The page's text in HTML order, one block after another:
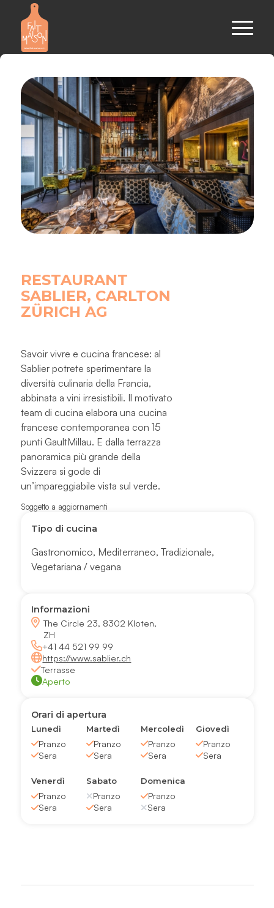
RESTAURANT
SABLIER, CARLTON
ZÜRICH AG
Savoir vivre e cucina francese: al
Sablier potrete sperimentare la
diversità culinaria della Francia,
abbinata a vini irresistibili. Il motivato
team di cucina elabora una cucina
francese contemporanea con 15
punti GaultMillau. E dalla terrazza
panoramica più grande della
Svizzera si gode di
un’impareggiabile vista sul verde.
Soggetto a aggiornamenti
Tipo di cucina
Gastronomico, Mediterraneo,Tradizionale,
Vegetariana / vegana
Informazioni
The Circle 23, 8302 Kloten,
ZH
+41 44 521 99 99
https://www.sablier.ch
Terrasse
Aperto
Orari di apertura
Lunedì
Pranzo
Sera
Martedì
Pranzo
Sera
Mercoledì
Pranzo
Sera
Giovedì
Pranzo
Sera
Venerdì
Pranzo
Sera
Sabato
Pranzo
Sera
Domenica
Pranzo
Sera